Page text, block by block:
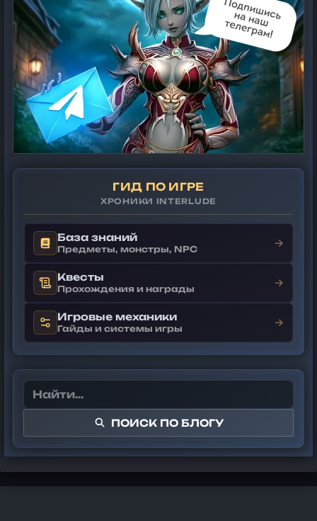
ГИД ПО ИГРЕ
ХРОНИКИ INTERLUDE
База знаний
Предметы, монстры, NPC →
Квесты
Прохождения и награды →
Игровые механики
Гайды и системы игры →
ПОИСК ПО БЛОГУ